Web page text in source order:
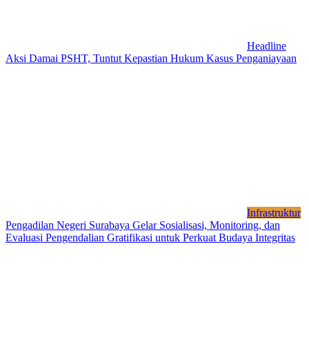
Headline
Aksi Damai PSHT, Tuntut Kepastian Hukum Kasus Penganiayaan
Infrastruktur
Pengadilan Negeri Surabaya Gelar Sosialisasi, Monitoring, dan
Evaluasi Pengendalian Gratifikasi untuk Perkuat Budaya Integritas